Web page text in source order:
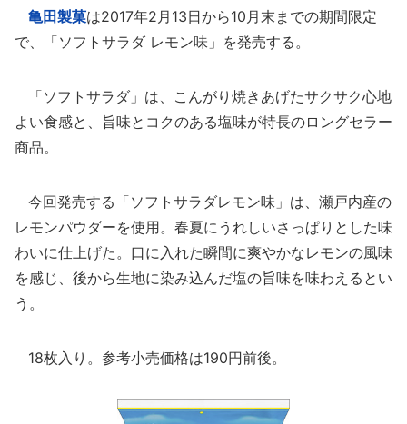
亀田製菓は2017年2月13日から10月末までの期間限定
で、「ソフトサラダ レモン味」を発売する。
「ソフトサラダ」は、こんがり焼きあげたサクサク心地
よい食感と、旨味とコクのある塩味が特長のロングセラー
商品。
今回発売する「ソフトサラダレモン味」は、瀬戸内産の
レモンパウダーを使用。春夏にうれしいさっぱりとした味
わいに仕上げた。口に入れた瞬間に爽やかなレモンの風味
を感じ、後から生地に染み込んだ塩の旨味を味わえるとい
う。
18枚入り。参考小売価格は190円前後。